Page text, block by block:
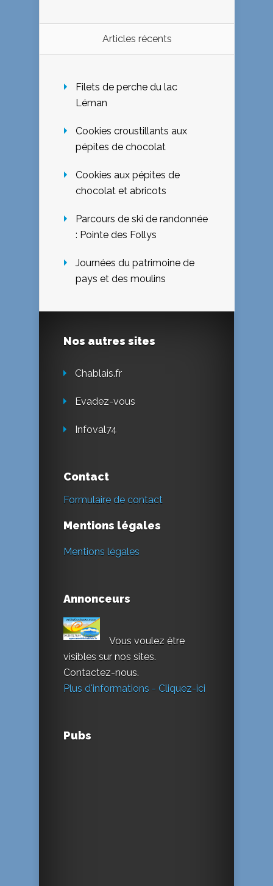
Articles récents
Filets de perche du lac
Léman
Cookies croustillants aux
pépites de chocolat
Cookies aux pépites de
chocolat et abricots
Parcours de ski de randonnée
: Pointe des Follys
Journées du patrimoine de
pays et des moulins
Nos autres sites
Chablais.fr
Evadez-vous
Infoval74
Contact
Formulaire de contact
Mentions légales
Mentions légales
Annonceurs
Vous voulez être
visibles sur nos sites.
Contactez-nous.
Plus d'informations - Cliquez-ici
Pubs